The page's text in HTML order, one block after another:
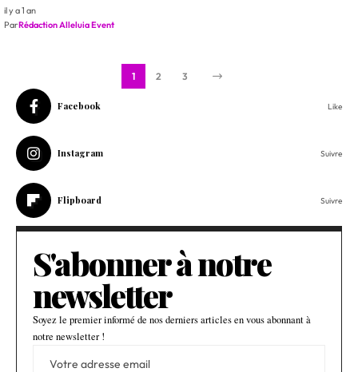
il y a 1 an
ParRédaction Alleluia Event
1 2 3
Facebook Like
Instagram Suivre
Flipboard Suivre
S'abonner à notre
newsletter
Soyez le premier informé de nos derniers articles en vous abonnant à
notre newsletter !